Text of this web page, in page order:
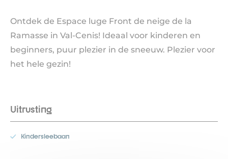
Ontdek de Espace luge Front de neige de la
Ramasse in Val-Cenis! Ideaal voor kinderen en
beginners, puur plezier in de sneeuw. Plezier voor
het hele gezin!
Uitrusting
Kindersleebaan